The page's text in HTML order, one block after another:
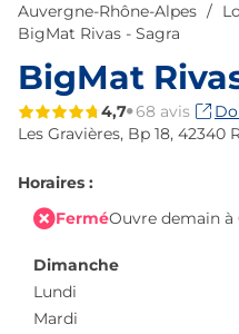
Auvergne-Rhône-Alpes
BigMat Rivas - Sagra
BigMat
4,7 68 avis
Les Gravières, Bp 18, 42340
Horaires :
FerméOuvre demain à
Dimanche
Lundi
Mardi